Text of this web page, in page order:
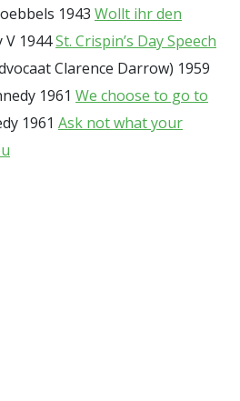
1943 Wollt ihr den
V 1944St. Crispin’s Day Speech
Clarence Darrow) 1959
1961 We choose to go to
1961 Ask not what your